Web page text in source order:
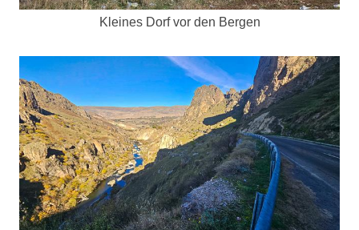
Kleines Dorf vor den Bergen